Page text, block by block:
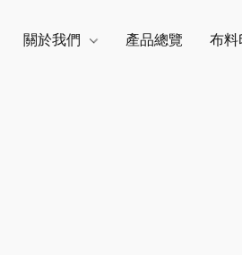
關於我們 產品總覽 布